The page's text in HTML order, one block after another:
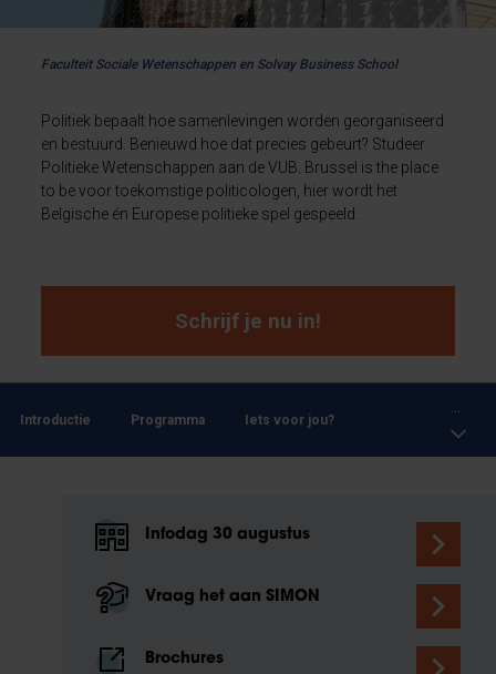
Faculteit Sociale Wetenschappen en Solvay Business School
Politiek bepaalt hoe samenlevingen worden georganiseerd
en bestuurd. Benieuwd hoe dat precies gebeurt? Studeer
Politieke Wetenschappen aan de VUB. Brussel is the place
to be voor toekomstige politicologen, hier wordt het
Belgische én Europese politieke spel gespeeld.
Schrijf je nu in!
Introductie Programma Iets voor jou?
Infodag 30 augustus
Vraag het aan SIMON
Brochures